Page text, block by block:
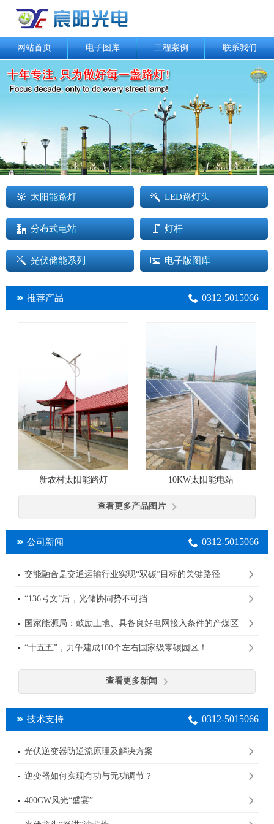
网站首页 电子图库 工程案例 联系我们
太阳能路灯 LED路灯头
分布式电站 灯杆
光伏储能系列 电子版图库
推荐产品 0312-5015066
新农村太阳能路灯 10KW太阳能电站
查看更多产品图片
公司新闻 0312-5015066
交能融合是交通运输行业实现“双碳”目标的关键路径
“136号文”后，光储协同势不可挡
国家能源局：鼓励土地、具备良好电网接入条件的产煤区
“十五五”，力争建成100个左右国家级零碳园区！
查看更多新闻
技术支持 0312-5015066
光伏逆变器防逆流原理及解决方案
逆变器如何实现有功与无功调节？
400GW风光“盛宴”